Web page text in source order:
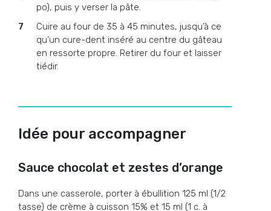
po), puis y verser la pâte.
Cuire au four de 35 à 45 minutes, jusqu’à ce
qu’un cure-dent inséré au centre du gâteau
en ressorte propre. Retirer du four et laisser
tiédir.
Idée pour accompagner
Sauce chocolat et zestes d’orange
Dans une casserole, porter à ébullition 125 ml (1/2
tasse) de crème à cuisson 15% et 15 ml (1 c. à